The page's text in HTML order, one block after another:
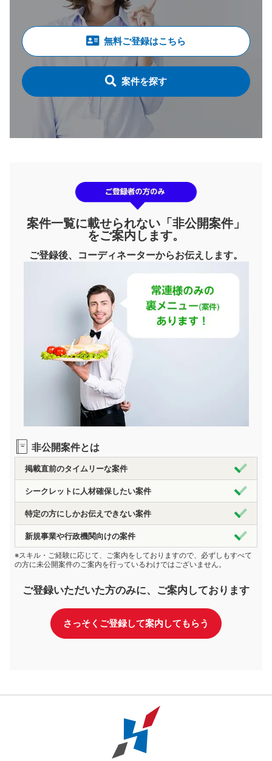
無料ご登録はこちら
案件を探す
案件一覧に載せられない「非公開案件」
をご案内します。
ご登録後、コーディネーターからお伝えします。
非公開案件とは
掲載直前のタイムリーな案件
シークレットに人材確保したい案件
特定の方にしかお伝えできない案件
新規事業や行政機関向けの案件
※スキル・ご経験に応じて、ご案内をしておりますので、必ずしもすべて
の方に未公開案件のご案内を行っているわけではございません。
ご登録いただいた方のみに、ご案内しております
さっそくご登録して案内してもらう